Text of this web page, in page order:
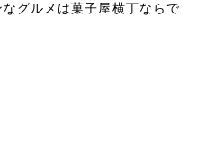
グルメは菓子屋横丁ならで